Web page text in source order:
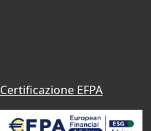
Certificazione EFPA